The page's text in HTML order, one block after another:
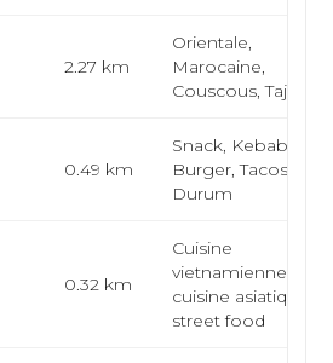
2.27 km
Orientale,
Marocaine,
Couscous, Tajine
0.49 km
Snack, Kebab,
Burger, Tacos,
Durum
0.32 km
Cuisine
vietnamienne,
cuisine asiatique,
street food